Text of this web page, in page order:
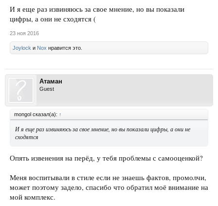
И я еще раз извиняюсь за свое мнение, но вы показали
цифры, а они не сходятся (
23 ноя 2016
Joylock и Nox нравится это.
Атаман
Guest
mongol сказал(а): ↑
И я еще раз извиняюсь за свое мнение, но вы показали цифры, а они не
сходятся
Опять извенения на перёд, у тебя проблемы с самооценкой?
Меня воспитывали в стиле если не знаешь фактов, промолчи,
может поэтому задело, спасибо что обратил моё внимание на
мой комплекс.